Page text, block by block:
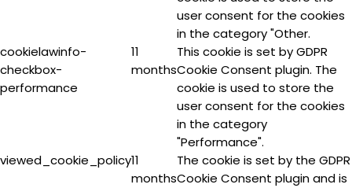
user consent for the cookies
in the category "Other.
cookielawinfo-
checkbox-
performance
11
months
This cookie is set by GDPR
Cookie Consent plugin. The
cookie is used to store the
user consent for the cookies
in the category
"Performance".
viewed_cookie_policy11
months
The cookie is set by the GDPR
Cookie Consent plugin and is